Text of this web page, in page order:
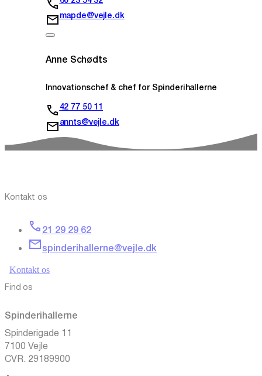
mapde@vejle.dk
Anne Schødts
Innovationschef & chef for Spinderihallerne
42 77 50 11
annts@vejle.dk
Kontakt os
21 29 29 62
spinderihallerne@vejle.dk
Kontakt os
Find os
Spinderihallerne
Spinderigade 11
7100 Vejle
CVR. 29189900